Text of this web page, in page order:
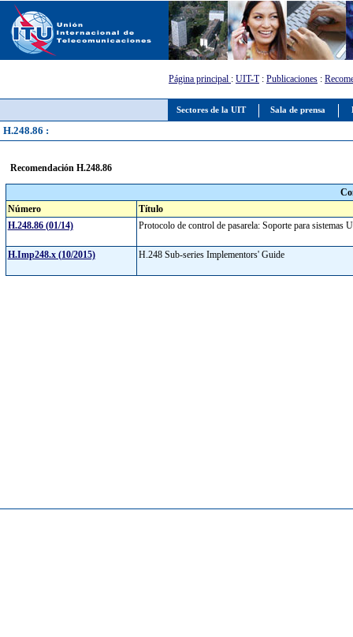
Sectores de la UIT Sala de prensa
Página principal : UIT-T: Publicaciones :
H.248.86 :
Recomendación H.248.86
Número
Título
H.248.86 (01/14)
Protocolo de control de pasarela: Soporte para
H.Imp248.x (10/2015) H.248 Sub-series Implementors' Guide